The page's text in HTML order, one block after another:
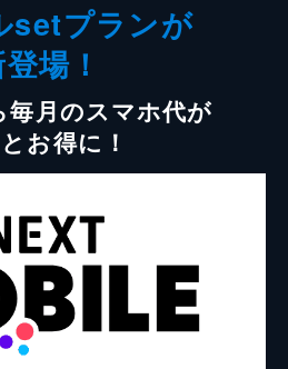
setプランが
場！
毎月のスマホ代が
お得に！